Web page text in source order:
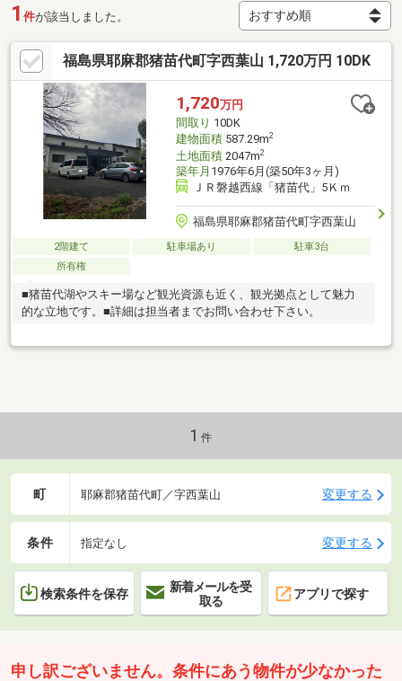
1 件が該当しました。
福島県耶麻郡猪苗代町字西葉山 1,720万円 10DK
1,720万円
間取り 10DK
建物面積587.29m2
土地面積2047m2
築年月 1976年6月(築50年3ヶ月)
ＪＲ磐越西線「猪苗代」5Ｋｍ
福島県耶麻郡猪苗代町字西葉山
2階建て 駐車場あり
駐車3台
所有権
■猪苗代湖やスキー場など観光資源も近く、観光拠点として魅力
的な立地です。■詳細は担当者までお問い合わせ下さい。
1 件
町 耶麻郡猪苗代町／字西葉山 変更する
条件 指定なし 変更する
検索条件を保存
新着メールを受
取る
アプリで探す
申し訳ございません。条件にあう物件が少なかった